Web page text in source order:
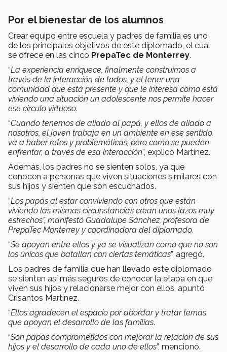
Por el bienestar de los alumnos
Crear equipo entre escuela y padres de familia es uno
de los principales objetivos de este diplomado, el cual
se ofrece en las cinco PrepaTec de Monterrey.
“La experiencia enriquece, finalmente construimos a
través de la interacción de todos, y el tener una
comunidad que está presente y que le interesa cómo está
viviendo una situación un adolescente nos permite hacer
ese círculo virtuoso.
“Cuando tenemos de aliado al papá, y ellos de aliado a
nosotros, el joven trabaja en un ambiente en ese sentido,
va a haber retos y problemáticas, pero como se pueden
enfrentar, a través de esa interacción”, explicó Martínez.
Además, los padres no se sienten solos, ya que
conocen a personas que viven situaciones similares con
sus hijos y sienten que son escuchados.
“Los papás al estar conviviendo con otros que están
viviendo las mismas circunstancias crean unos lazos muy
estrechos”, manifestó Guadalupe Sánchez, profesora de
PrepaTec Monterrey y coordinadora del diplomado.
“Se apoyan entre ellos y ya se visualizan como que no son
los únicos que batallan con ciertas temáticas”, agregó.
Los padres de familia que han llevado este diplomado
se sienten así más seguros de conocer la etapa en que
viven sus hijos y relacionarse mejor con ellos, apuntó
Crisantos Martínez.
“Ellos agradecen el espacio por abordar y tratar temas
que apoyan el desarrollo de las familias.
“Son papás comprometidos con mejorar la relación de sus
hijos y el desarrollo de cada uno de ellos”, mencionó.